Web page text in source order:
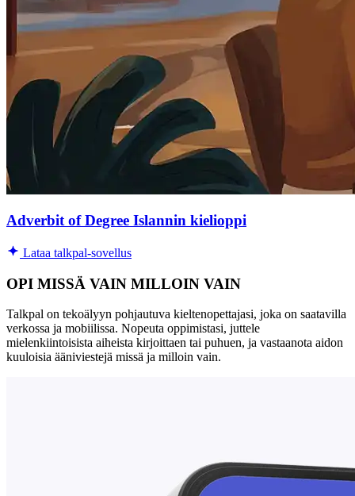
Adverbit of Degree Islannin kielioppi
Lataa talkpal-sovellus
OPI MISSÄ VAIN MILLOIN VAIN
Talkpal on tekoälyyn pohjautuva kieltenopettajasi, joka on saatavilla
verkossa ja mobiilissa. Nopeuta oppimistasi, juttele
mielenkiintoisista aiheista kirjoittaen tai puhuen, ja vastaanota aidon
kuuloisia ääniviestejä missä ja milloin vain.